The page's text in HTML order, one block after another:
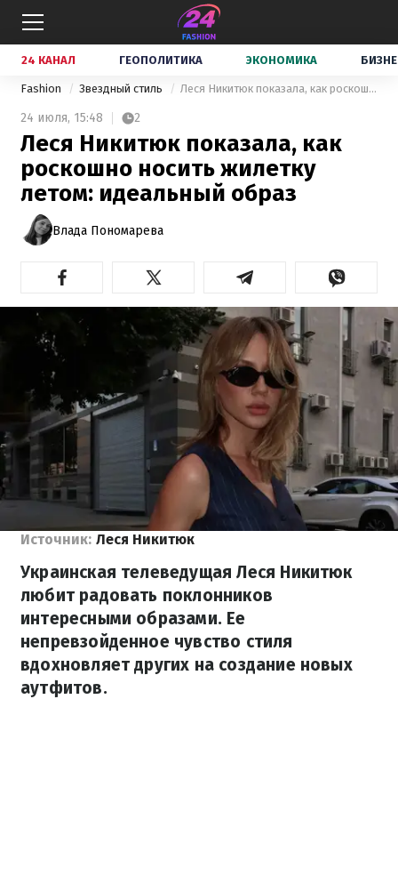
24 КАНАЛ ГЕОПОЛИТИКА ЭКОНОМИКА
Fashion Звездный стиль Леся Никитюк показала, как роскошно носить жилетку летом: идеальный образ
24 июля, 15:48 2
Леся Никитюк показала, как
роскошно носить жилетку
летом: идеальный образ
Влада Пономарева
Источник: Леся Никитюк
Украинская телеведущая Леся Никитюк
любит радовать поклонников
интересными образами. Ее
непревзойденное чувство стиля
вдохновляет других на создание новых
аутфитов.